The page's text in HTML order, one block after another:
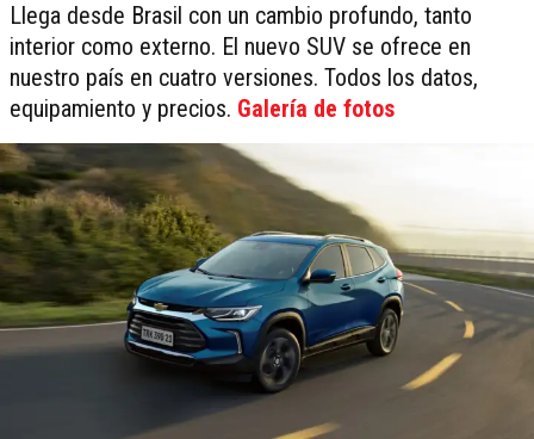
Llega desde Brasil con un cambio profundo, tanto
interior como externo. El nuevo SUV se ofrece en
nuestro país en cuatro versiones. Todos los datos,
equipamiento y precios. Galería de fotos